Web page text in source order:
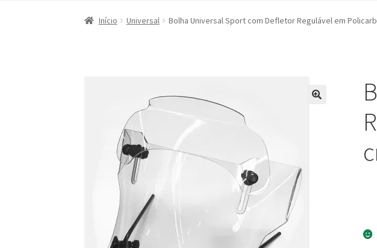
Início Universal Bolha Universal Sport com Defletor Regulável em